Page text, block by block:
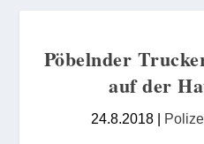
Pöbelnder
auf der
24.8.2018 |